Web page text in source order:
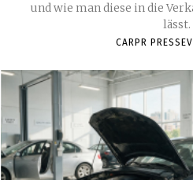
und wie man diese in die
lässt.
CARPR